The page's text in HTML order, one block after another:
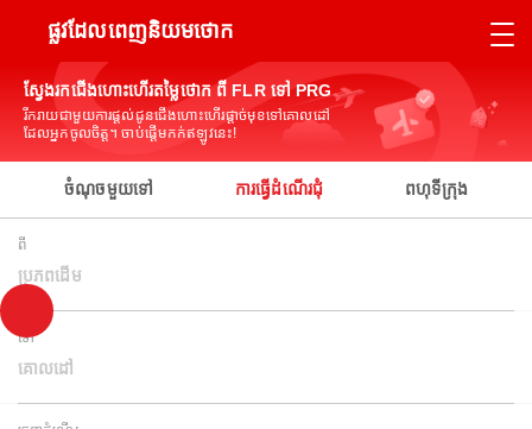
ផ្លូវដែលពេញនិយមថោក
ស្វែងរកជើងហោះហើរតម្លៃថោក ពី FLR ទៅ PRG
រីករាយជាមួយការផ្តល់ជូនជើងហោះហើរផ្តាច់មុខទៅគោលដៅ
ដែលអ្នកចូលចិត្ត។ ចាប់ផ្តើមកក់ឥឡូវនេះ!
ចំណុចមួយទៅ ការធ្វើដំណើរជុំ ពហុទីក្រុង
ពី
ប្រភពដើម
ទៅ
គោលដៅ